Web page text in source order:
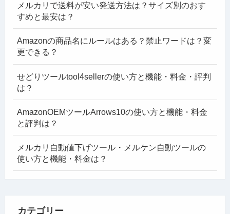
メルカリで送料が安い発送方法は？サイズ別のおす
すめと最安は？
Amazonの商品名にルールはある？禁止ワードは？変
更できる？
せどりツールtool4sellerの使い方と機能・料金・評判
は？
AmazonOEMツールArrows10の使い方と機能・料金
と評判は？
メルカリ自動値下げツール・メルケン自動ツールの
使い方と機能・料金は？
カテゴリー